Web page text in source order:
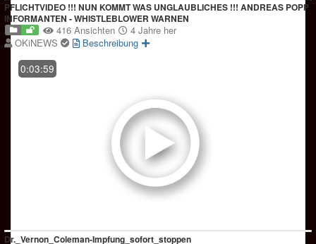
PFLICHTVIDEO !!! NUN KOMMT WAS UNGLAUBLICHES !!! ANDREAS POPP
INFORMANTEN - WHISTLEBLOWER WARNEN
416 Ansichten
4 Jahre her
OKiNEWS
Beschreibung
0:03:59
Dr._Vernon_Coleman-Impfung_sofort_stoppen